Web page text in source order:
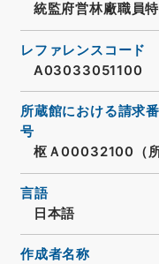
統監府営林廠職員
レファレンスコード
A03033051100
所蔵館における請求番
号
枢Ａ00032100（所
言語
日本語
作成者名称